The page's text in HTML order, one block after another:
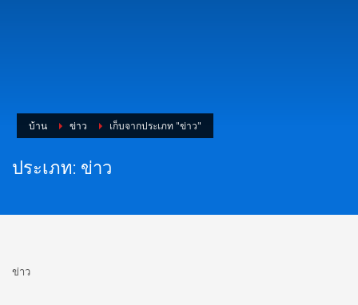
บ้าน ข่าว เก็บจากประเภท "ข่าว"
ประเภท: ข่าว
ข่าว